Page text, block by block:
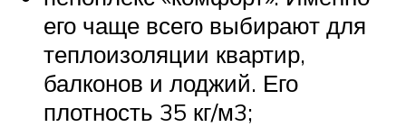
его чаще всего выбирают для
теплоизоляции квартир,
балконов и лоджий. Его
плотность 35 кг/м3;